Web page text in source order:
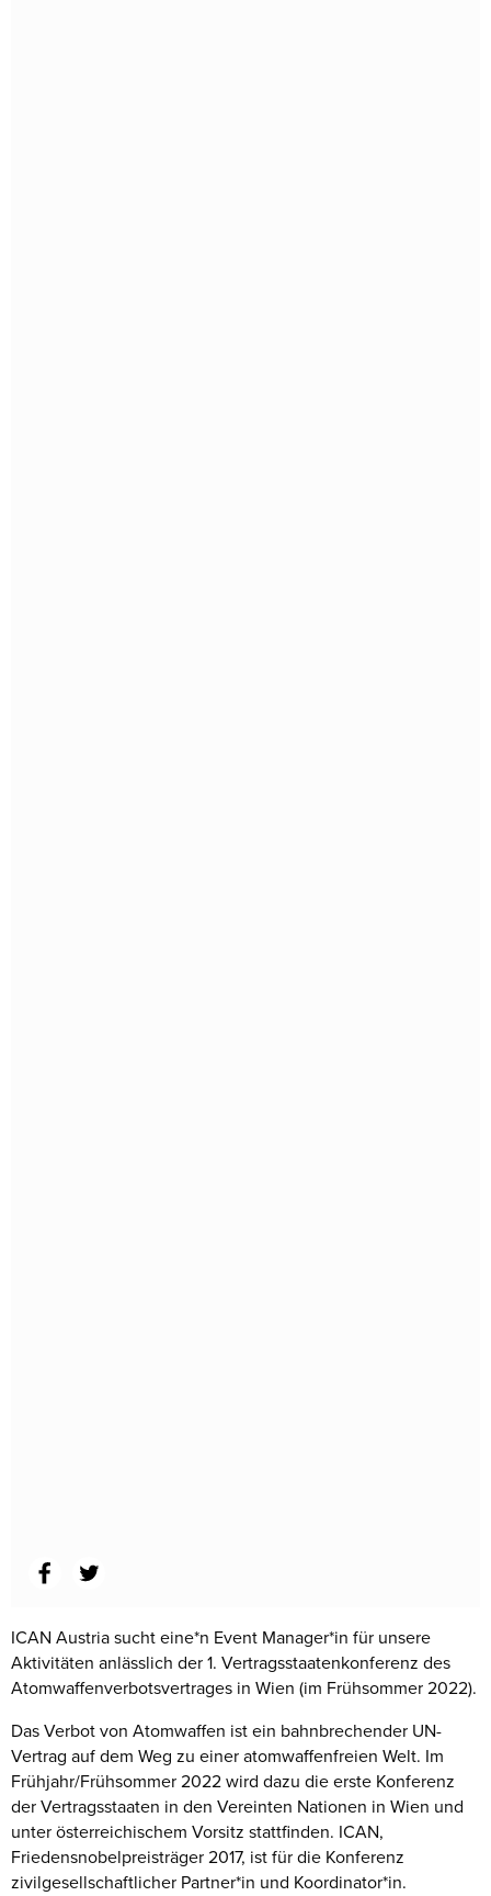
ICAN Austria sucht eine*n Event Manager*in für unsere
Aktivitäten anlässlich der 1. Vertragsstaatenkonferenz des
Atomwaffenverbotsvertrages in Wien (im Frühsommer 2022).
Das Verbot von Atomwaffen ist ein bahnbrechender UN-
Vertrag auf dem Weg zu einer atomwaffenfreien Welt. Im
Frühjahr/Frühsommer 2022 wird dazu die erste Konferenz
der Vertragsstaaten in den Vereinten Nationen in Wien und
unter österreichischem Vorsitz stattfinden. ICAN,
Friedensnobelpreisträger 2017, ist für die Konferenz
zivilgesellschaftlicher Partner*in und Koordinator*in.